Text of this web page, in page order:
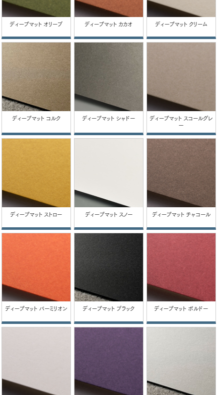
ディープマット オリーブ ディープマット カカオ ディープマット クリーム
ディープマット コルク ディープマット シャドー
ディープマット スコールグレ
ー
ディープマット ストロー ディープマット スノー ディープマット チャコール
ディープマット バーミリオン ディープマット ブラック ディープマット ボルドー